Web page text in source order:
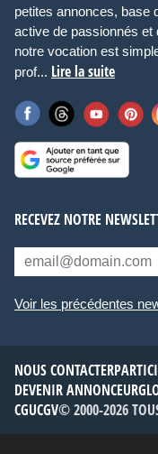
petites annonces, base
active de passionnés et
notre vocation est
prof... Lire la suite
RECEVEZ NOTRE
Voir les précédentes
NOUS CONTACTER
DEVENIR ANNONCEUR
CGUCGV© 2000-2026